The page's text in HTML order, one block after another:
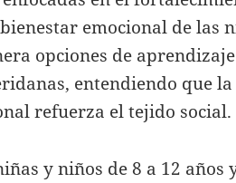
emocional de las
opciones de
entendiendo que
refuerza el tejido social.
y niños de 8 a 12 años